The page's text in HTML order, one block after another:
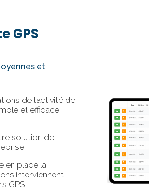
GPS
et
de l’activité de
et efficace
solution de
en place la
interviennent
GPS.